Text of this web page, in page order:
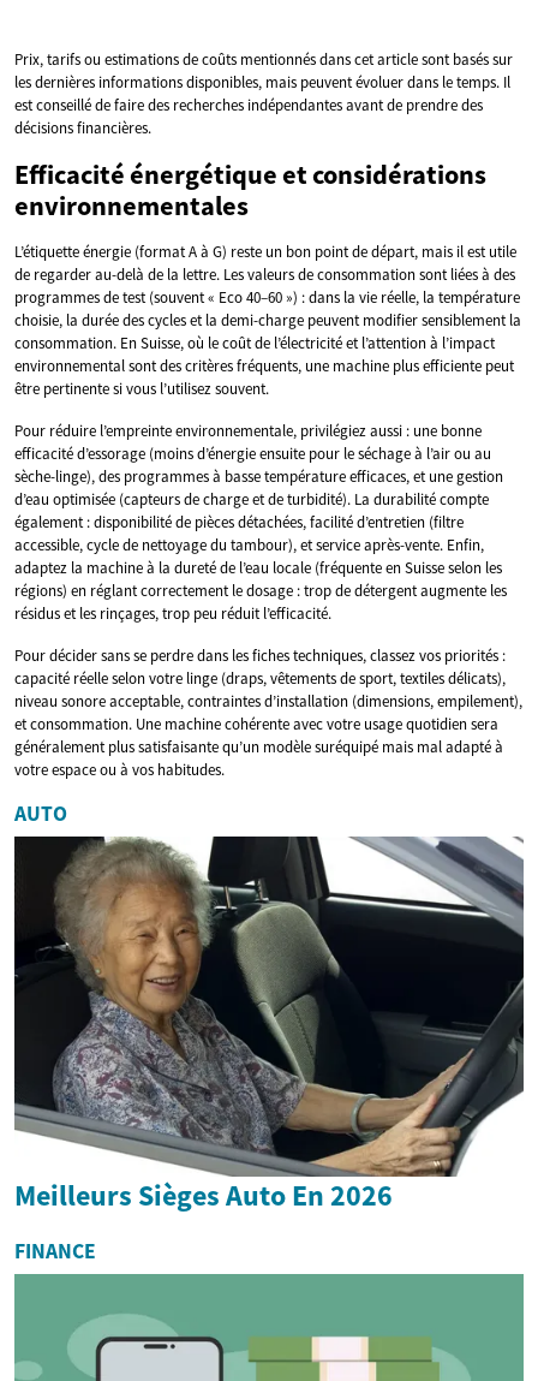
Prix, tarifs ou estimations de coûts mentionnés dans cet article sont basés sur
les dernières informations disponibles, mais peuvent évoluer dans le temps. Il
est conseillé de faire des recherches indépendantes avant de prendre des
décisions financières.
Efficacité énergétique et considérations
environnementales
L’étiquette énergie (format A à G) reste un bon point de départ, mais il est utile
de regarder au-delà de la lettre. Les valeurs de consommation sont liées à des
programmes de test (souvent « Eco 40–60 ») : dans la vie réelle, la température
choisie, la durée des cycles et la demi-charge peuvent modifier sensiblement la
consommation. En Suisse, où le coût de l’électricité et l’attention à l’impact
environnemental sont des critères fréquents, une machine plus efficiente peut
être pertinente si vous l’utilisez souvent.
Pour réduire l’empreinte environnementale, privilégiez aussi : une bonne
efficacité d’essorage (moins d’énergie ensuite pour le séchage à l’air ou au
sèche-linge), des programmes à basse température efficaces, et une gestion
d’eau optimisée (capteurs de charge et de turbidité). La durabilité compte
également : disponibilité de pièces détachées, facilité d’entretien (filtre
accessible, cycle de nettoyage du tambour), et service après-vente. Enfin,
adaptez la machine à la dureté de l’eau locale (fréquente en Suisse selon les
régions) en réglant correctement le dosage : trop de détergent augmente les
résidus et les rinçages, trop peu réduit l’efficacité.
Pour décider sans se perdre dans les fiches techniques, classez vos priorités :
capacité réelle selon votre linge (draps, vêtements de sport, textiles délicats),
niveau sonore acceptable, contraintes d’installation (dimensions, empilement),
et consommation. Une machine cohérente avec votre usage quotidien sera
généralement plus satisfaisante qu’un modèle suréquipé mais mal adapté à
votre espace ou à vos habitudes.
AUTO
Meilleurs Sièges Auto En 2026
FINANCE